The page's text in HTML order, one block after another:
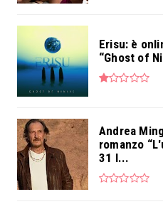
Erisu: è
“Ghost of
Andrea
romanzo
31 l...